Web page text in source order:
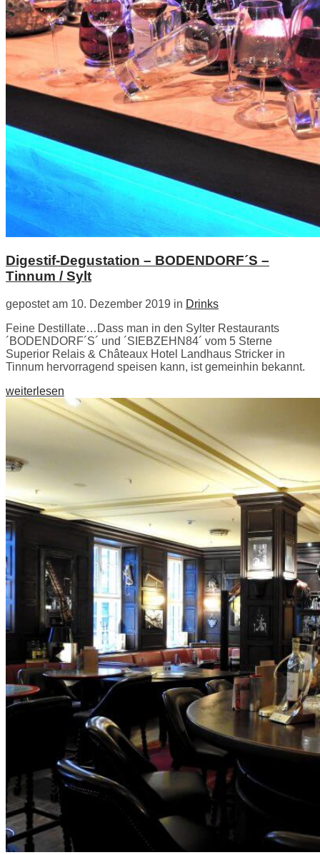
Digestif-Degustation – BODENDORF´S –
Tinnum / Sylt
gepostet am 10. Dezember 2019 in Drinks
Feine Destillate…Dass man in den Sylter Restaurants
´BODENDORF´S´ und ´SIEBZEHN84´ vom 5 Sterne
Superior Relais & Châteaux Hotel Landhaus Stricker in
Tinnum hervorragend speisen kann, ist gemeinhin bekannt.
weiterlesen